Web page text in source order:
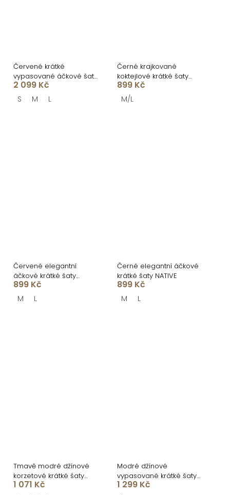
Červené krátké
vypasované áčkové šaty
MIRELYS s kamínky
2 099 Kč
S M L
Černé krajkované
koktejlové krátké šaty
QUINTESSA
899 Kč
M/L
Červené elegantní
áčkové krátké šaty
NATIVE
899 Kč
M L
Černé elegantní áčkové
krátké šaty NATIVE
899 Kč
M L
Tmavě modré džínové
korzetové krátké šaty
PHONIC
1 071 Kč
Modré džínové
vypasované krátké šaty
MUNDIS
1 299 Kč